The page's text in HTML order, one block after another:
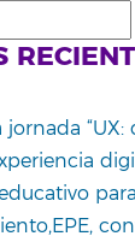
jornada “UX: